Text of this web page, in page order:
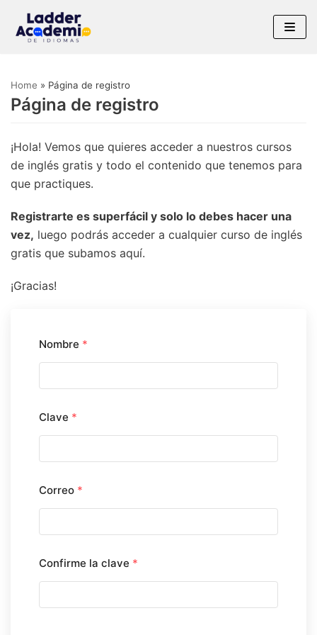
Saltar
Home » Página de registro
Página de registro
¡Hola! Vemos que quieres acceder a nuestros cursos
de inglés gratis y todo el contenido que tenemos para
que practiques.
Registrarte es superfácil y solo lo debes hacer una
vez, luego podrás acceder a cualquier curso de inglés
gratis que subamos aquí.
¡Gracias!
Nombre *
Clave *
Correo *
Confirme la clave *